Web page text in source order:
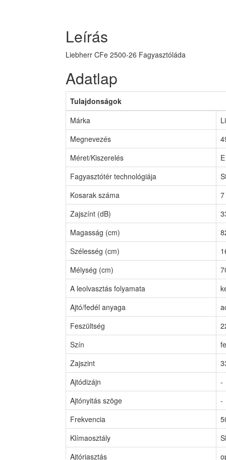
Leírás
Liebherr CFe 2500-26 Fagyasztóláda
Adatlap
Tulajdonságok
Márka
Megnevezés
Méret/Kiszerelés
E
Fagyasztótér technológiája
Kosarak száma
Zajszínt (dB)
Magasság (cm)
Szélesség (cm)
Mélység (cm)
A leolvasztás folyamata
Ajtó/fedél anyaga
Feszültség
Szín
Zajszint
Ajtódizájn
-
Ajtónyitás szöge
-
Frekvencia
Klímaosztály
Ajtóriasztás